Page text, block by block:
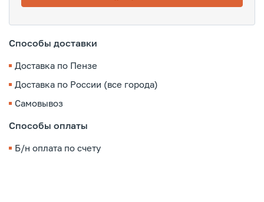
Способы доставки
Доставка по Пензе
Доставка по России (все города)
Самовывоз
Способы оплаты
Б/н оплата по счету